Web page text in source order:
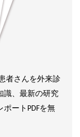
者さんを外来診
識、最新の研究
ートPDFを無